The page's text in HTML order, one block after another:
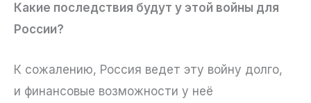
Какие последствия будут у этой войны для
России?
К сожалению, Россия ведет эту войну долго,
и финансовые возможности у неё